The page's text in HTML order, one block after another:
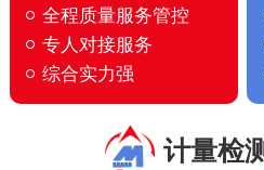
全程质量服务管控
专人对接服务
综合实力强
计量检